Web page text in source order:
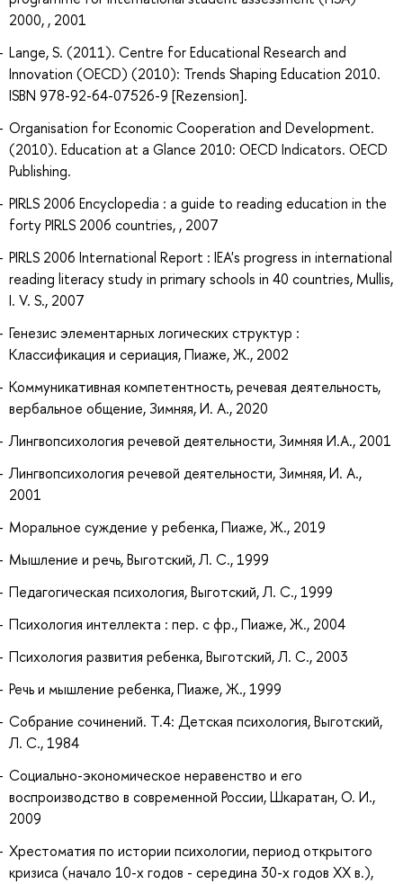
2000, , 2001
Lange, S. (2011). Centre for Educational Research and
Innovation (OECD) (2010): Trends Shaping Education 2010.
ISBN 978-92-64-07526-9 [Rezension].
Organisation for Economic Cooperation and Development.
(2010). Education at a Glance 2010: OECD Indicators. OECD
Publishing.
PIRLS 2006 Encyclopedia : a guide to reading education in the
forty PIRLS 2006 countries, , 2007
PIRLS 2006 International Report : IEA's progress in international
reading literacy study in primary schools in 40 countries, Mullis,
I. V. S., 2007
Генезис элементарных логических структур :
Классификация и сериация, Пиаже, Ж., 2002
Коммуникативная компетентность, речевая деятельность,
вербальное общение, Зимняя, И. А., 2020
Лингвопсихология речевой деятельности, Зимняя И.А., 2001
Лингвопсихология речевой деятельности, Зимняя, И. А.,
2001
Моральное суждение у ребенка, Пиаже, Ж., 2019
Мышление и речь, Выготский, Л. С., 1999
Педагогическая психология, Выготский, Л. С., 1999
Психология интеллекта : пер. с фр., Пиаже, Ж., 2004
Психология развития ребенка, Выготский, Л. С., 2003
Речь и мышление ребенка, Пиаже, Ж., 1999
Собрание сочинений. Т.4: Детская психология, Выготский,
Л. С., 1984
Социально-экономическое неравенство и его
воспроизводство в современной России, Шкаратан, О. И.,
2009
Хрестоматия по истории психологии, период открытого
кризиса (начало 10-х годов - середина 30-х годов XX в.),